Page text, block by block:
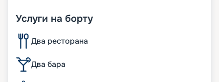
Услуги на борту
Два ресторана
Два бара